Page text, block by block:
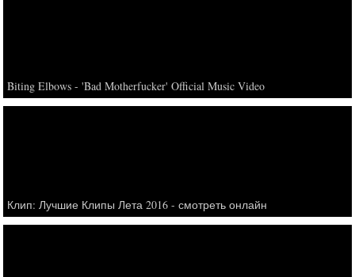
Biting Elbows - 'Bad Motherfucker' Official Music Video
Клип: Лучшие Клипы Лета 2016 - смотреть онлайн